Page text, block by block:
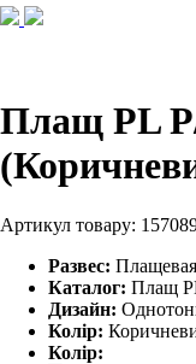
Плащ PL
Артикул товару:
Развес:
Каталог: Плащ
Дизайн:
Колір:
Колір: